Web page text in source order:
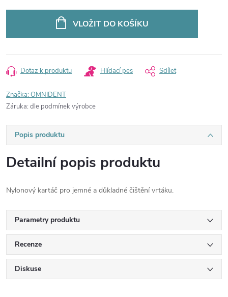
VLOŽIT DO KOŠÍKU
Dotaz k produktu Hlídací pes Sdílet
Značka:OMNIDENT
Záruka: dle podmínek výrobce
Popis produktu
Detailní popis produktu
Nylonový kartáč pro jemné a důkladné čištění vrtáku.
Parametry produktu
Recenze
Diskuse